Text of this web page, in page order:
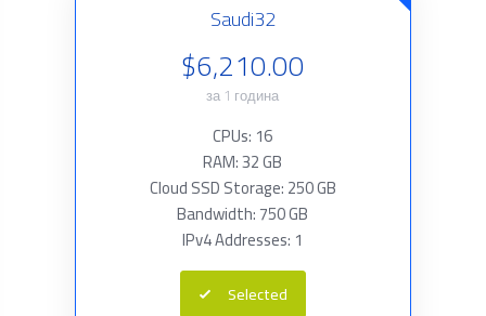
Saudi32
$6,210.00
за 1 година
CPUs: 16
RAM: 32 GB
Cloud SSD Storage: 250 GB
Bandwidth: 750 GB
IPv4 Addresses: 1
Selected